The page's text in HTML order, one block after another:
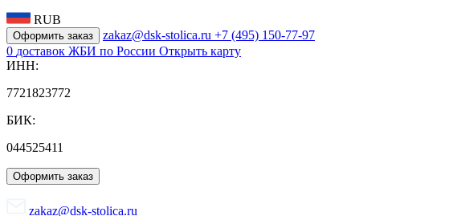
RUB
Оформить заказ zakaz@dsk-stolica.ru +7 (495) 150-77-97
0 доставок ЖБИ по России Открыть карту
ИНН:
7721823772
БИК:
044525411
Оформить заказ
zakaz@dsk-stolica.ru